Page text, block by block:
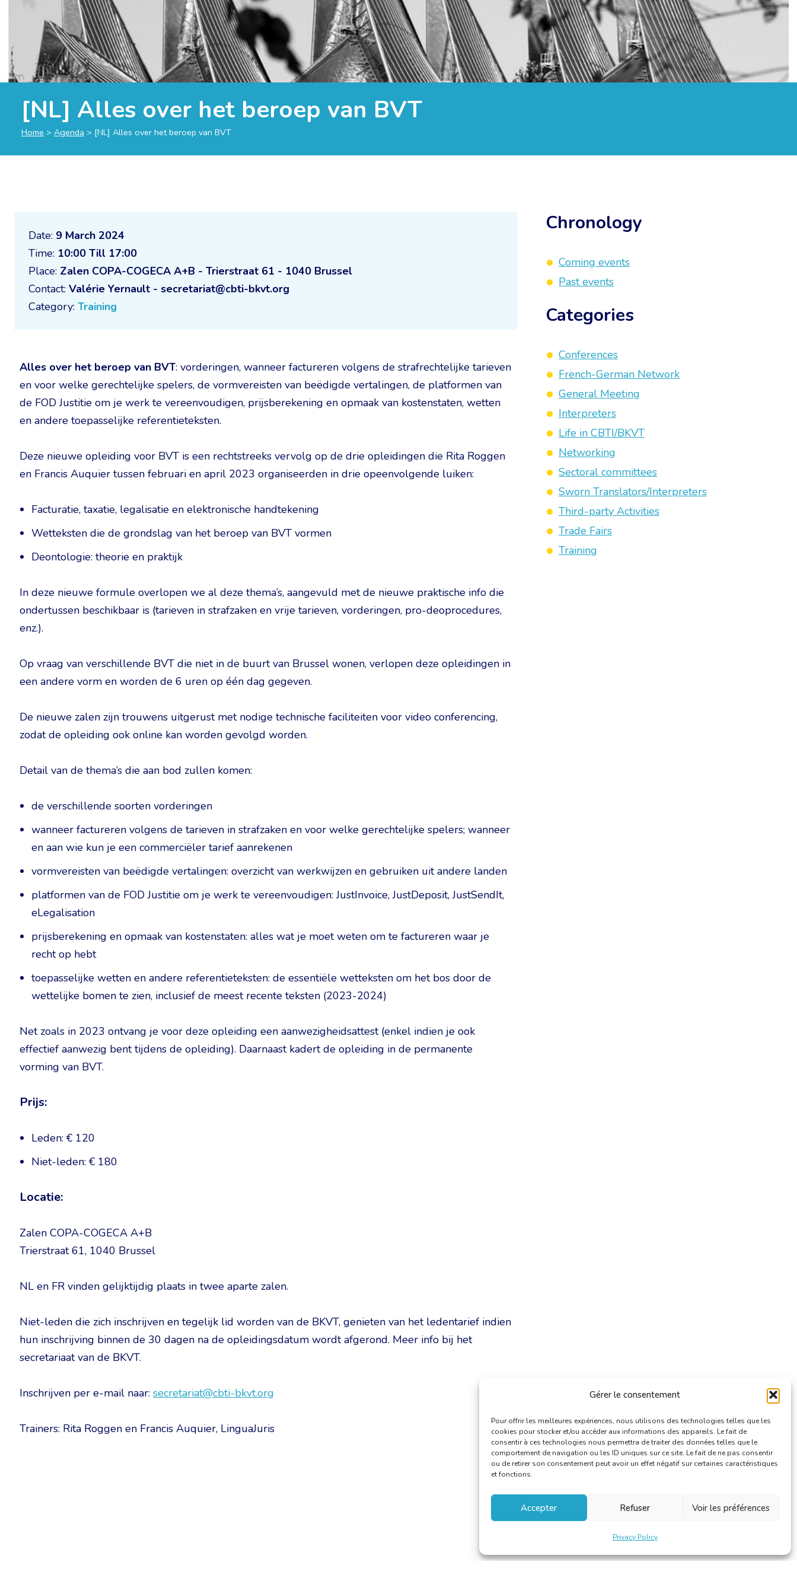
Gérer le consentement
Pour offrir les meilleures expériences, nous utilisons des technologies telles que les
cookies pour stocker et/ou accéder aux informations des appareils. Le fait de
consentir à ces technologies nous permettra de traiter des données telles que le
comportement de navigation ou les ID uniques sur ce site. Le fait de ne pas consentir
ou de retirer son consentement peut avoir un effet négatif sur certaines caractéristiques
et fonctions.
Accepter Refuser Voir les préférences
Privacy Policy
[NL] Alles over het beroep van BVT
Home > Agenda > [NL] Alles over het beroep van BVT
Date: 9 March 2024
Time: 10:00 Till 17:00
Place: Zalen COPA-COGECA A+B - Trierstraat 61 - 1040 Brussel
Contact: Valérie Yernault - secretariat@cbti-bkvt.org
Category: Training
Alles over het beroep van BVT: vorderingen, wanneer factureren volgens de strafrechtelijke tarieven
en voor welke gerechtelijke spelers, de vormvereisten van beëdigde vertalingen, de platformen van
de FOD Justitie om je werk te vereenvoudigen, prijsberekening en opmaak van kostenstaten, wetten
en andere toepasselijke referentieteksten.
Deze nieuwe opleiding voor BVT is een rechtstreeks vervolg op de drie opleidingen die Rita Roggen
en Francis Auquier tussen februari en april 2023 organiseerden in drie opeenvolgende luiken:
Facturatie, taxatie, legalisatie en elektronische handtekening
Wetteksten die de grondslag van het beroep van BVT vormen
Deontologie: theorie en praktijk
In deze nieuwe formule overlopen we al deze thema’s, aangevuld met de nieuwe praktische info die
ondertussen beschikbaar is (tarieven in strafzaken en vrije tarieven, vorderingen, pro-deoprocedures,
enz.).
Op vraag van verschillende BVT die niet in de buurt van Brussel wonen, verlopen deze opleidingen in
een andere vorm en worden de 6 uren op één dag gegeven.
De nieuwe zalen zijn trouwens uitgerust met nodige technische faciliteiten voor video conferencing,
zodat de opleiding ook online kan worden gevolgd worden.
Detail van de thema’s die aan bod zullen komen:
de verschillende soorten vorderingen
wanneer factureren volgens de tarieven in strafzaken en voor welke gerechtelijke spelers; wanneer
en aan wie kun je een commerciëler tarief aanrekenen
vormvereisten van beëdigde vertalingen: overzicht van werkwijzen en gebruiken uit andere landen
platformen van de FOD Justitie om je werk te vereenvoudigen: JustInvoice, JustDeposit, JustSendIt,
eLegalisation
prijsberekening en opmaak van kostenstaten: alles wat je moet weten om te factureren waar je
recht op hebt
toepasselijke wetten en andere referentieteksten: de essentiële wetteksten om het bos door de
wettelijke bomen te zien, inclusief de meest recente teksten (2023-2024)
Net zoals in 2023 ontvang je voor deze opleiding een aanwezigheidsattest (enkel indien je ook
effectief aanwezig bent tijdens de opleiding). Daarnaast kadert de opleiding in de permanente
vorming van BVT.
Prijs:
Leden: € 120
Niet-leden: € 180
Locatie:
Zalen COPA-COGECA A+B
Trierstraat 61, 1040 Brussel
NL en FR vinden gelijktijdig plaats in twee aparte zalen.
Niet-leden die zich inschrijven en tegelijk lid worden van de BKVT, genieten van het ledentarief indien
hun inschrijving binnen de 30 dagen na de opleidingsdatum wordt afgerond. Meer info bij het
secretariaat van de BKVT.
Inschrijven per e-mail naar: secretariat@cbti-bkvt.org
Trainers: Rita Roggen en Francis Auquier, LinguaJuris
Chronology
Coming events
Past events
Categories
Conferences
French-German Network
General Meeting
Interpreters
Life in CBTI/BKVT
Networking
Sectoral committees
Sworn Translators/Interpreters
Third-party Activities
Trade Fairs
Training